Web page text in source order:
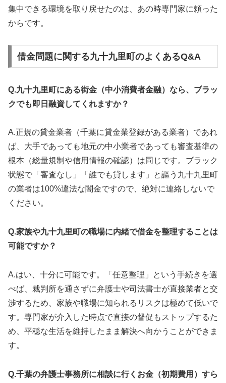
集中できる環境を取り戻せたのは、あの時専門家に頼った
からです。
借金問題に関する九十九里町のよくあるQ&A
Q.九十九里町にある街金（中小消費者金融）なら、ブラッ
クでも即日融資してくれますか？
A.正規の貸金業者（千葉に貸金業登録がある業者）であれ
ば、大手であっても地元の中小業者であっても審査基準の
根本（総量規制や信用情報の確認）は同じです。ブラック
状態で「審査なし」「誰でも貸します」と謳う九十九里町
の業者は100%違法な闇金ですので、絶対に連絡しないで
ください。
Q.家族や九十九里町の職場に内緒で借金を整理することは
可能ですか？
A.はい、十分に可能です。「任意整理」という手続きを選
べば、裁判所を通さずに弁護士や司法書士が直接業者と交
渉するため、家族や職場に知られるリスクは極めて低いで
す。専門家が介入した時点で直接の督促もストップするた
め、平穏な生活を維持したまま解決へ向かうことができま
す。
Q.千葉の弁護士事務所に相談に行くお金（初期費用）すら